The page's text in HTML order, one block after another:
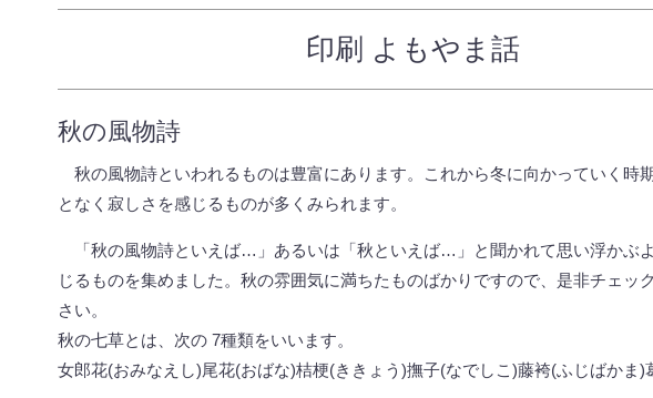
印刷 よもやま話
秋の風物詩
秋の風物詩といわれるものは豊富にあります。これから冬に向かっていく時
となく寂しさを感じるものが多くみられます。
「秋の風物詩といえば…」あるいは「秋といえば…」と聞かれて思い浮かぶ
じるものを集めました。秋の雰囲気に満ちたものばかりですので、是非チェッ
さい。
秋の七草とは、次の 7種類をいいます。
女郎花(おみなえし)尾花(おばな)桔梗(ききょう)撫子(なでしこ)藤袴(ふじばかま)